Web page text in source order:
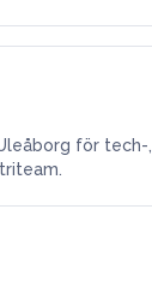
för tech-,